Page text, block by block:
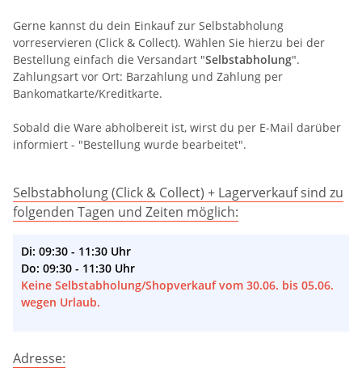
Gerne kannst du dein Einkauf zur Selbstabholung
vorreservieren (Click & Collect). Wählen Sie hierzu bei der
Bestellung einfach die Versandart "Selbstabholung".
Zahlungsart vor Ort: Barzahlung und Zahlung per
Bankomatkarte/Kreditkarte.
Sobald die Ware abholbereit ist, wirst du per E-Mail darüber
informiert - "Bestellung wurde bearbeitet".
Selbstabholung (Click & Collect) + Lagerverkauf sind zu
folgenden Tagen und Zeiten möglich:
Di: 09:30 - 11:30 Uhr
Do: 09:30 - 11:30 Uhr
Keine Selbstabholung/Shopverkauf vom 30.06. bis 05.06.
wegen Urlaub.
Adresse: